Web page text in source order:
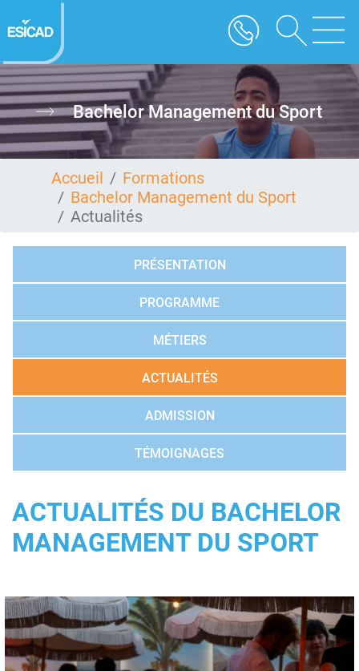
au
contenu
Bachelor Management du Sport
Accueil
Formations
Bachelor Management du Sport
Actualités
PRÉSENTATION
PROGRAMME
MÉTIERS
ACTUALITÉS
ADMISSION
TÉMOIGNAGES
ACTUALITÉS DU BACHELOR
MANAGEMENT DU SPORT